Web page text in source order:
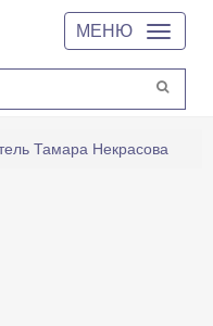
МЕНЮ
Тамара Некрасова